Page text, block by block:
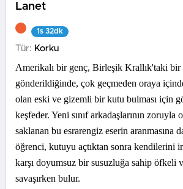
Lanet
1s 32dk
Tür: Korku
Amerikalı bir genç, Birleşik Krallık'taki bir
gönderildiğinde, çok geçmeden oraya
olan eski ve gizemli bir kutu bulması için
keşfeder. Yeni sınıf arkadaşlarının zoruyla
saklanan bu esrarengiz eserin aranmasına
öğrenci, kutuyu açtıktan sonra kendilerini
karşı doyumsuz bir susuzluğa sahip öfkeli
savaşırken bulur.